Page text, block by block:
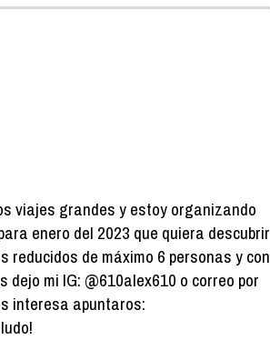
viajes grandes y estoy organizando
enero del 2023 que quiera descubrir
reducidos de máximo 6 personas y con
mi IG: @610alex610 o correo por
interesa apuntaros: